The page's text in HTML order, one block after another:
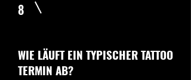
8
WIE LÄUFT EIN TYPISCHER TATTOO
TERMIN AB?